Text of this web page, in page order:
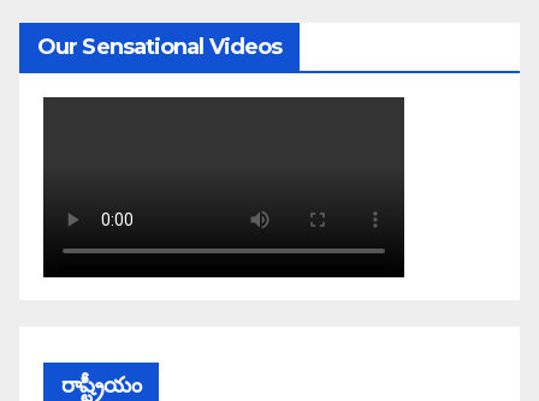
Our Sensational Videos
రాష్ట్రీయం